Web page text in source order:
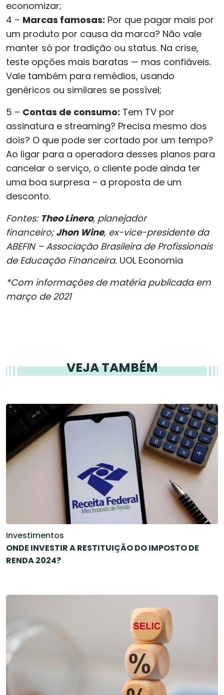
economizar;
4 – Marcas famosas: Por que pagar mais por
um produto por causa da marca? Não vale
manter só por tradição ou status. Na crise,
teste opções mais baratas — mas confiáveis.
Vale também para remédios, usando
genéricos ou similares se possível;
5 – Contas de consumo: Tem TV por
assinatura e streaming? Precisa mesmo dos
dois? O que pode ser cortado por um tempo?
Ao ligar para a operadora desses planos para
cancelar o serviço, o cliente pode ainda ter
uma boa surpresa – a proposta de um
desconto.
Fontes: Theo Linero, planejador
financeiro;Jhon Wine, ex-vice-presidente da
ABEFIN – Associação Brasileira de Profissionais
de Educação Financeira. UOL Economia
*Com informações de matéria publicada em
março de 2021
VEJA TAMBÉM
Investimentos
ONDE INVESTIR A RESTITUIÇÃO DO IMPOSTO DE
RENDA 2024?